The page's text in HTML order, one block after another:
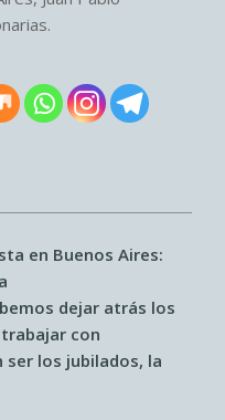
en Buenos Aires:
dejar atrás los
con
ser los jubilados, la